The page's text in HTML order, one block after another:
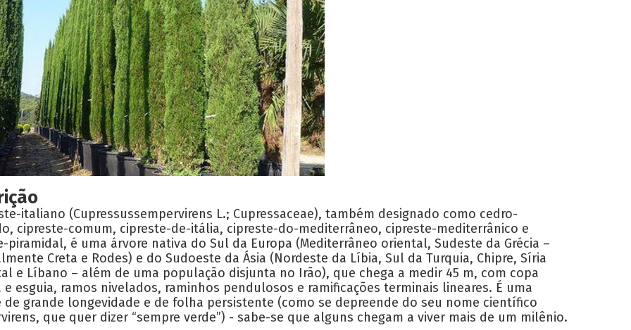
italiano (Cupressussempervirens L.; Cupressaceae), também designado como cedro-
cipreste-comum, cipreste-de-itália, cipreste-do-mediterrâneo, cipreste-mediterrânico e
piramidal, é uma árvore nativa do Sul da Europa (Mediterrâneo oriental, Sudeste da Grécia –
Creta e Rodes) e do Sudoeste da Ásia (Nordeste da Líbia, Sul da Turquia, Chipre, Síria
e Líbano – além de uma população disjunta no Irão), que chega a medir 45 m, com copa
e esguia, ramos nivelados, raminhos pendulosos e ramificações terminais lineares. É uma
de grande longevidade e de folha persistente (como se depreende do seu nome científico
que quer dizer “sempre verde”) - sabe-se que alguns chegam a viver mais de um milênio.